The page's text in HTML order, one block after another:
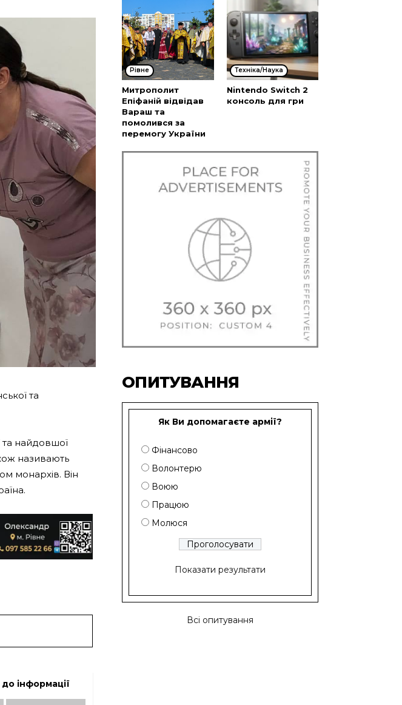
та
та найдовшої
називають
монархів. Він
інформації
Рівне
Митрополит
Епіфаній відвідав
Вараш та
помолився за
перемогу України
Техніка/Наука
Nintendo Switch 2
консоль для гри
ОПИТУВАННЯ
Як Ви допомагаєте армії?
Фінансово
Волонтерю
Воюю
Працюю
Молюся
Показати результати
Всі опитування